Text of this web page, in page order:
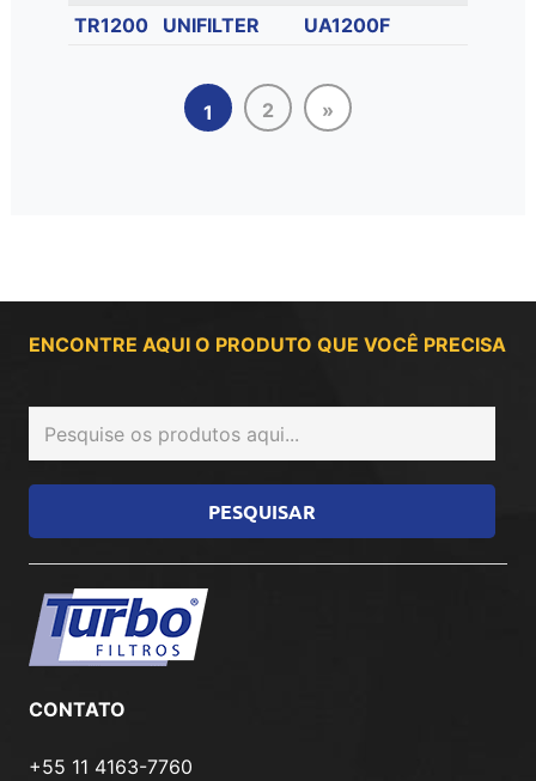
TR1200
UNIFILTER UA1200F
1 2 »
ENCONTRE AQUI O PRODUTO QUE VOCÊ PRECISA
CONTATO
+55 11 4163-7760